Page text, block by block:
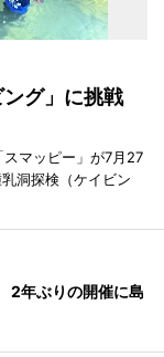
ング」に挑戦
マッピー」が7月27
洞探検（ケイビン
2年ぶりの開催に島